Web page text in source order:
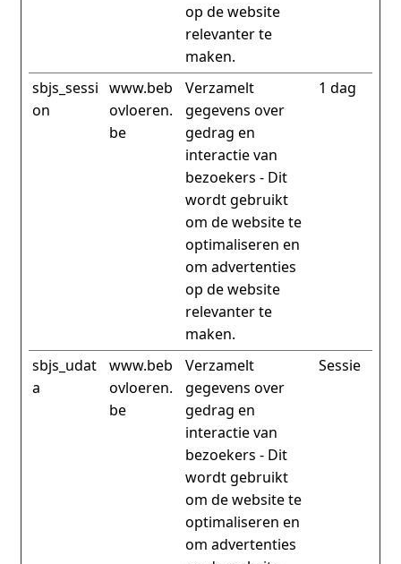
op de website
relevanter te
maken.
sbjs_sessi
on
www.beb
ovloeren.
be
Verzamelt
gegevens over
gedrag en
interactie van
bezoekers - Dit
wordt gebruikt
om de website te
optimaliseren en
om advertenties
op de website
relevanter te
maken.
1 dag
sbjs_udat
a
www.beb
ovloeren.
be
Verzamelt
gegevens over
gedrag en
interactie van
bezoekers - Dit
wordt gebruikt
om de website te
optimaliseren en
om advertenties
Sessie